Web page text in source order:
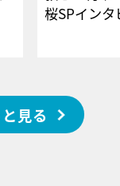
桜SPイ
見る